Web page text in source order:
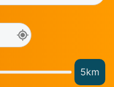
5km